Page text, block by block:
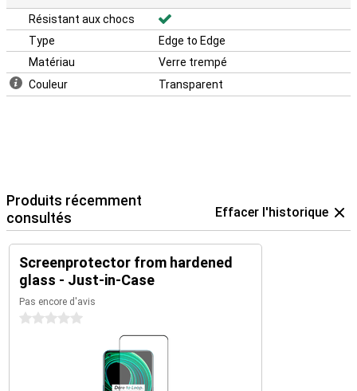
Résistant aux chocs
Type
Edge to Edge
Matériau
Verre trempé
Couleur
Transparent
Produits récemment
consultés
Effacer l'historique
Screenprotector from hardened
glass - Just-in-Case
Pas encore d'avis
0 étoiles